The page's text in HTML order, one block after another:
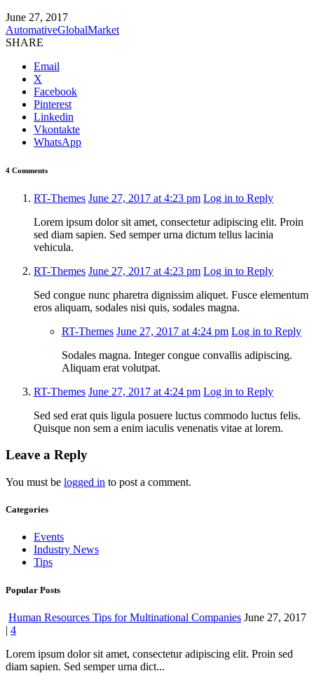
June 27, 2017
AutomativeGlobalMarket
SHARE
Email
X
Facebook
Pinterest
Linkedin
Vkontakte
WhatsApp
4 Comments
RT-Themes June 27, 2017 at 4:23 pm Log in to Reply
Lorem ipsum dolor sit amet, consectetur adipiscing elit. Proin
sed diam sapien. Sed semper urna dictum tellus lacinia
vehicula.
RT-Themes June 27, 2017 at 4:23 pm Log in to Reply
Sed congue nunc pharetra dignissim aliquet. Fusce elementum
eros aliquam, sodales nisi quis, sodales magna.
RT-Themes June 27, 2017 at 4:24 pm Log in to Reply
Sodales magna. Integer congue convallis adipiscing.
Aliquam erat volutpat.
RT-Themes June 27, 2017 at 4:24 pm Log in to Reply
Sed sed erat quis ligula posuere luctus commodo luctus felis.
Quisque non sem a enim iaculis venenatis vitae at lorem.
Leave a Reply
You must be logged in to post a comment.
Categories
Events
Industry News
Tips
Popular Posts
Human Resources Tips for Multinational Companies June 27, 2017
| 4
Lorem ipsum dolor sit amet, consectetur adipiscing elit. Proin sed
diam sapien. Sed semper urna dict...